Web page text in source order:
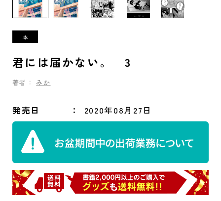
君には届かない。 3
著者： みか
発売日 2020年08月27日